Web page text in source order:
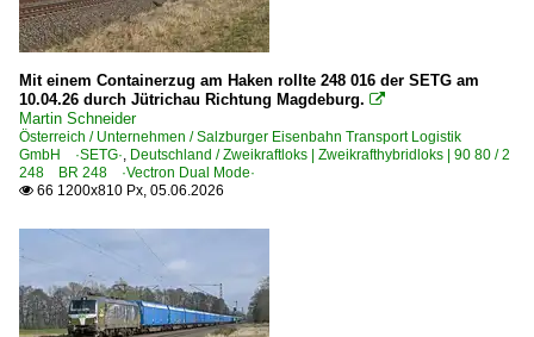
Dieselloks | bis 100 km/h | 98 80
0 360 BR 360 · DB 260 ·DB V 60·
3 202 BR 202 DR 112 DR V 100.1
3 361 BR 361 · DB 261 DB V 60
3 363 BR 363 ·DB V 60· remot. DB 261
3 363 BR 363 ·DB V 60· remot. DB 261 Private
E-Loks | Altbau
E 93 BR 193
Mit einem Containerzug am Haken rollte 248 016 der SETG am
10.04.26 durch Jütrichau Richtung Magdeburg. 
Martin Schneider
Österreich / Unternehmen / Salzburger Eisenbahn Transport Logistik
GmbH ·SETG·, Deutschland / Zweikraftloks | Zweikrafthybridloks | 90 80 / 2
248 BR 248 ·Vectron Dual Mode·
 66 1200x810 Px, 05.06.2026